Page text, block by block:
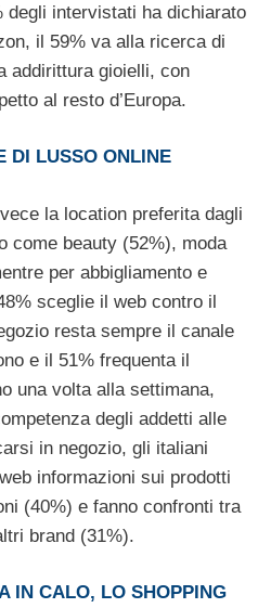
degli intervistati ha dichiarato
il 59% va alla ricerca di
addirittura gioielli, con
al resto d’Europa.
DI LUSSO ONLINE
la location preferita dagli
come beauty (52%), moda
per abbigliamento e
sceglie il web contro il
resta sempre il canale
e il 51% frequenta il
una volta alla settimana,
degli addetti alle
in negozio, gli italiani
informazioni sui prodotti
(40%) e fanno confronti tra
brand (31%).
IN CALO, LO SHOPPING